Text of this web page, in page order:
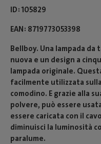
ID 105829
EAN 8719773053398
Bellboy. Una lampada da
nuova e un design a
lampada originale.
facilmente utilizzata
comodino. E grazie alla
polvere, può essere
essere caricata con il
diminuisci la luminosità
paralume.